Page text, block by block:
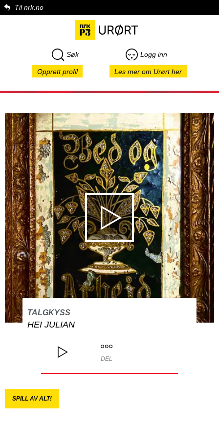
Til nrk.no
Søk Logg inn
Opprett profil Les mer om Urørt her
TALGKYSS
HEI JULIAN
DEL
SPILL AV ALT!